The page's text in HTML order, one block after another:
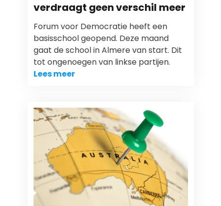
verdraagt geen verschil meer
Forum voor Democratie heeft een
basisschool geopend. Deze maand
gaat de school in Almere van start. Dit
tot ongenoegen van linkse partijen.
Lees meer